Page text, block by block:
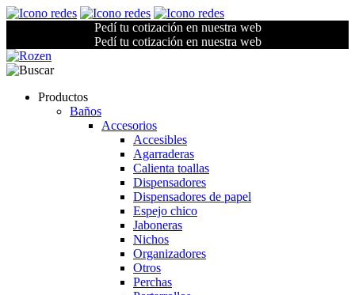
Pedí tu cotización en nuestra web
Pedí tu cotización en nuestra web
Productos
Baños
Accesorios
Accesibles
Agarraderas
Calienta toallas
Dispensadores
Dispensadores de papel
Espejo chico
Jaboneras
Nichos
Organizadores
Otros
Perchas